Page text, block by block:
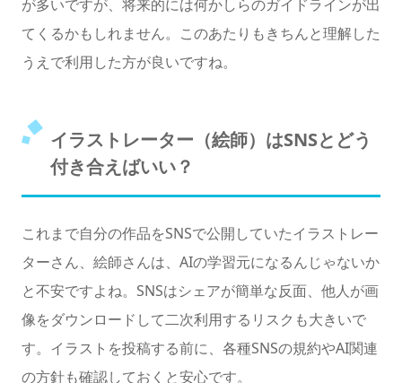
が多いですが、将来的には何かしらのガイドラインが出
てくるかもしれません。このあたりもきちんと理解した
うえで利用した方が良いですね。
イラストレーター（絵師）はSNSとどう
付き合えばいい？
これまで自分の作品をSNSで公開していたイラストレー
ターさん、絵師さんは、AIの学習元になるんじゃないか
と不安ですよね。SNSはシェアが簡単な反面、他人が画
像をダウンロードして二次利用するリスクも大きいで
す。イラストを投稿する前に、各種SNSの規約やAI関連
の方針も確認しておくと安心です。